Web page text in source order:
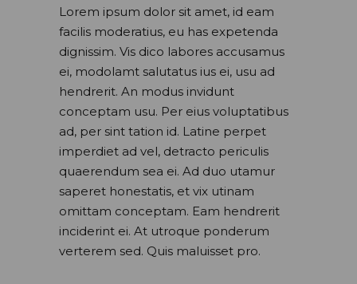
Lorem ipsum dolor sit amet, id eam
facilis moderatius, eu has expetenda
dignissim. Vis dico labores accusamus
ei, modolamt salutatus ius ei, usu ad
hendrerit. An modus invidunt
conceptam usu. Per eius voluptatibus
ad, per sint tation id. Latine perpet
imperdiet ad vel, detracto periculis
quaerendum sea ei. Ad duo utamur
saperet honestatis, et vix utinam
omittam conceptam. Eam hendrerit
inciderint ei. At utroque ponderum
verterem sed. Quis maluisset pro.